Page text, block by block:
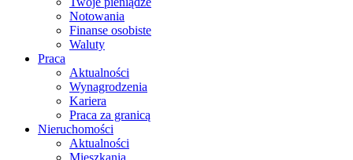
Notowania
Finanse osobiste
Waluty
Praca
Aktualności
Wynagrodzenia
Kariera
Praca za granicą
Nieruchomości
Aktualności
Mieszkania